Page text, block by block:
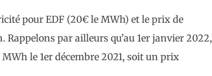
pour EDF (20€ le MWh) et le prix de
Rappelons par ailleurs qu’au 1er janvier 2022,
le 1er décembre 2021, soit un prix